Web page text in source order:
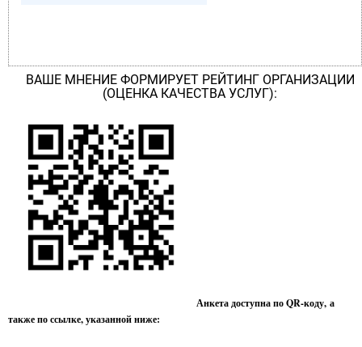
ВАШЕ МНЕНИЕ ФОРМИРУЕТ РЕЙТИНГ ОРГАНИЗАЦИИ
(ОЦЕНКА КАЧЕСТВА УСЛУГ):
Анкета доступна по QR-коду, а
также по ссылке, указанной ниже: